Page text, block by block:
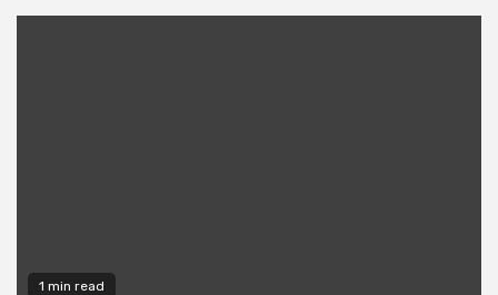
1 min read